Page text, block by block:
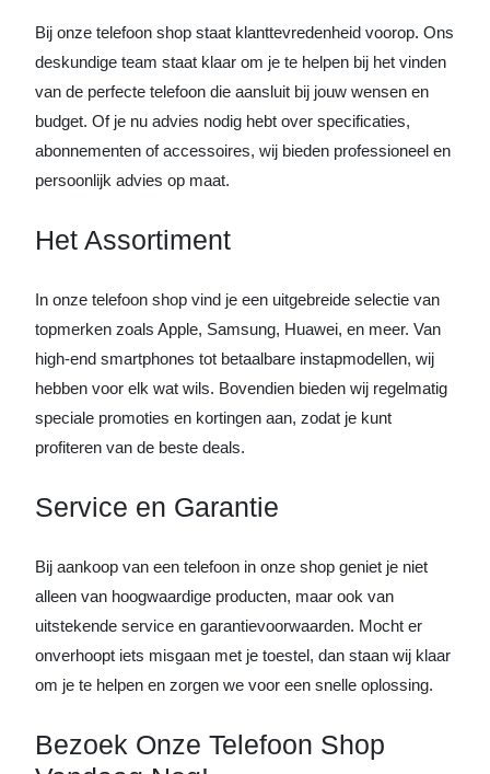
Bij onze telefoon shop staat klanttevredenheid voorop. Ons
deskundige team staat klaar om je te helpen bij het vinden
van de perfecte telefoon die aansluit bij jouw wensen en
budget. Of je nu advies nodig hebt over specificaties,
abonnementen of accessoires, wij bieden professioneel en
persoonlijk advies op maat.
Het Assortiment
In onze telefoon shop vind je een uitgebreide selectie van
topmerken zoals Apple, Samsung, Huawei, en meer. Van
high-end smartphones tot betaalbare instapmodellen, wij
hebben voor elk wat wils. Bovendien bieden wij regelmatig
speciale promoties en kortingen aan, zodat je kunt
profiteren van de beste deals.
Service en Garantie
Bij aankoop van een telefoon in onze shop geniet je niet
alleen van hoogwaardige producten, maar ook van
uitstekende service en garantievoorwaarden. Mocht er
onverhoopt iets misgaan met je toestel, dan staan wij klaar
om je te helpen en zorgen we voor een snelle oplossing.
Bezoek Onze Telefoon Shop